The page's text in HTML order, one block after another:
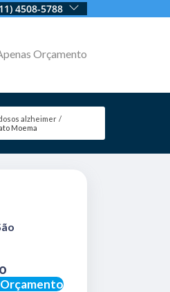
4508-5788
Orçamento
alzheimer
Moema